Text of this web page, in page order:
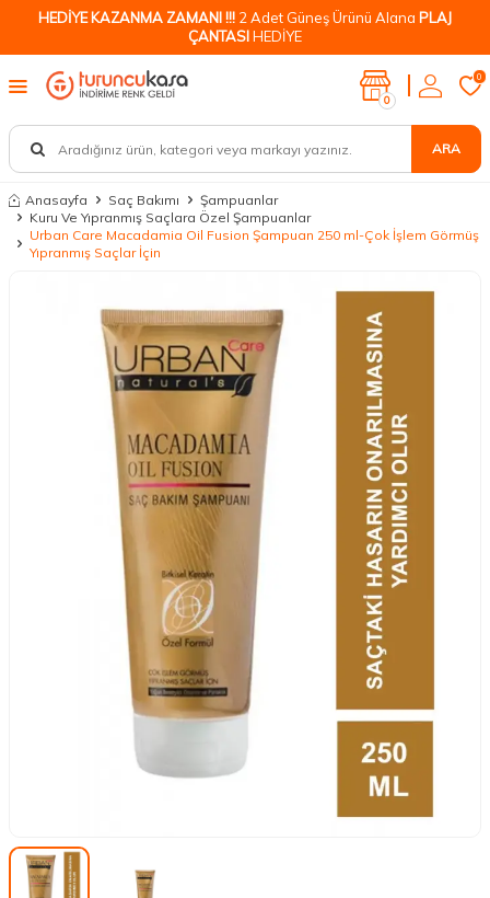
HEDİYE KAZANMA ZAMANI !!! 2 Adet Güneş Ürünü Alana PLAJ
ÇANTASIHEDİYE
ARA
0
0
Anasayfa Saç Bakımı
Şampuanlar
Kuru Ve Yıpranmış Saçlara Özel Şampuanlar
Urban Care Macadamia Oil Fusion Şampuan 250 ml-Çok İşlem Görmüş
Yıpranmış Saçlar İçin